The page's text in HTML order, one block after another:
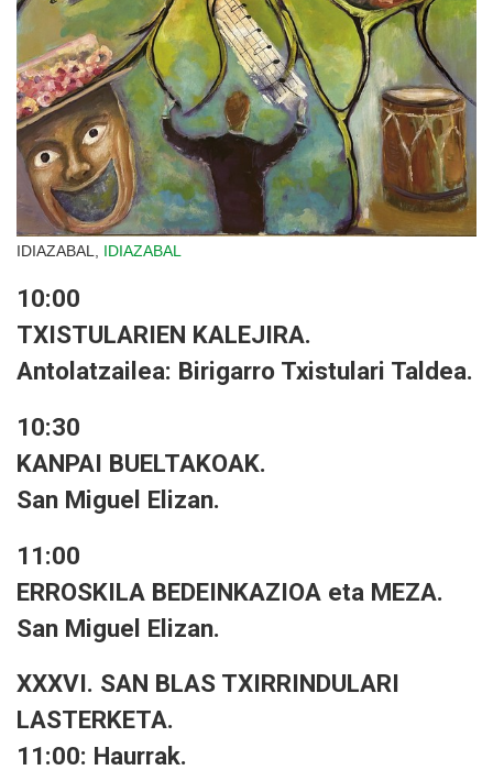
IDIAZABAL, IDIAZABAL
10:00
TXISTULARIEN KALEJIRA.
Antolatzailea: Birigarro Txistulari Taldea.
10:30
KANPAI BUELTAKOAK.
San Miguel Elizan.
11:00
ERROSKILA BEDEINKAZIOA eta MEZA.
San Miguel Elizan.
XXXVI. SAN BLAS TXIRRINDULARI
LASTERKETA.
11:00: Haurrak.